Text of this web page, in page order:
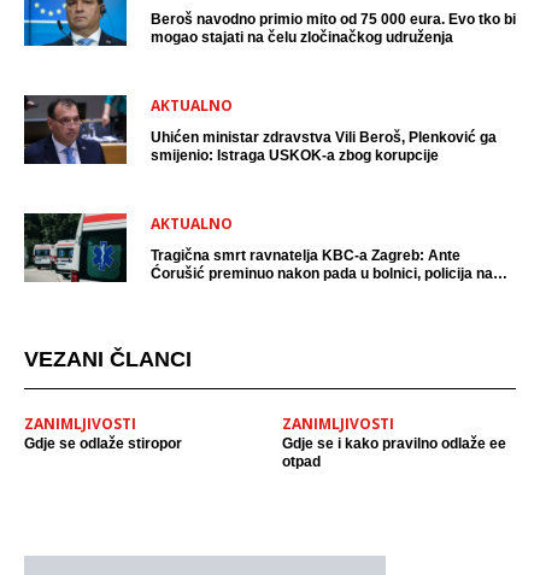
Beroš navodno primio mito od 75 000 eura. Evo tko bi
mogao stajati na čelu zločinačkog udruženja
AKTUALNO
Uhićen ministar zdravstva Vili Beroš, Plenković ga
smijenio: Istraga USKOK-a zbog korupcije
AKTUALNO
Tragična smrt ravnatelja KBC-a Zagreb: Ante
Ćorušić preminuo nakon pada u bolnici, policija na
VEZANI ČLANCI
ZANIMLJIVOSTI
Gdje se odlaže stiropor
ZANIMLJIVOSTI
Gdje se i kako pravilno odlaže ee
otpad